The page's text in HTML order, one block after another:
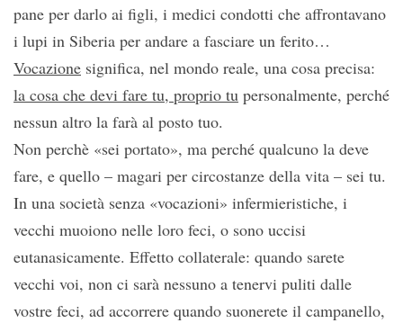
pane per darlo ai figli, i medici condotti che affrontavano
i lupi in Siberia per andare a fasciare un ferito…
Vocazione significa, nel mondo reale, una cosa precisa:
la cosa che devi fare tu, proprio tu personalmente, perché
nessun altro la farà al posto tuo.
Non perchè «sei portato», ma perché qualcuno la deve
fare, e quello – magari per circostanze della vita – sei tu.
In una società senza «vocazioni» infermieristiche, i
vecchi muoiono nelle loro feci, o sono uccisi
eutanasicamente. Effetto collaterale: quando sarete
vecchi voi, non ci sarà nessuno a tenervi puliti dalle
vostre feci, ad accorrere quando suonerete il campanello,